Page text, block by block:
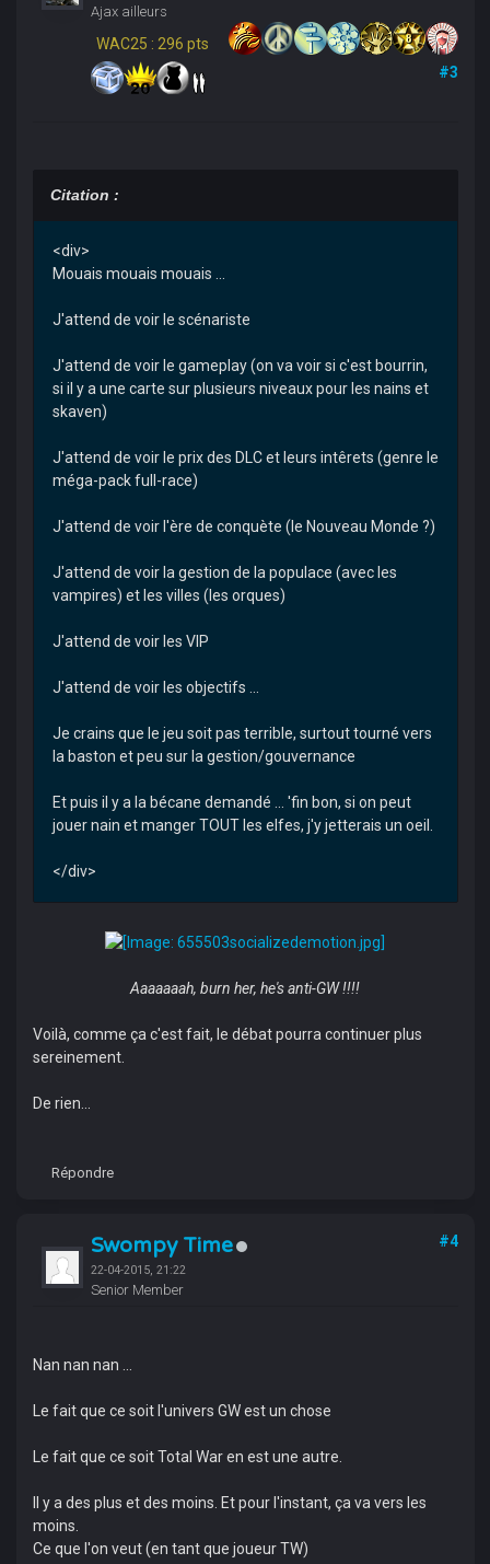
Ajax ailleurs
WAC25 : 296 pts
#3
Citation :
<div>
Mouais mouais mouais ...
J'attend de voir le scénariste
J'attend de voir le gameplay (on va voir si c'est bourrin,
si il y a une carte sur plusieurs niveaux pour les nains et
skaven)
J'attend de voir le prix des DLC et leurs intêrets (genre le
méga-pack full-race)
J'attend de voir l'ère de conquète (le Nouveau Monde ?)
J'attend de voir la gestion de la populace (avec les
vampires) et les villes (les orques)
J'attend de voir les VIP
J'attend de voir les objectifs ...
Je crains que le jeu soit pas terrible, surtout tourné vers
la baston et peu sur la gestion/gouvernance
Et puis il y a la bécane demandé ... 'fin bon, si on peut
jouer nain et manger TOUT les elfes, j'y jetterais un oeil.
</div>
Aaaaaaah, burn her, he's anti-GW !!!!
Voilà, comme ça c'est fait, le débat pourra continuer plus
sereinement.
De rien...
Répondre
Swompy Time
22-04-2015, 21:22
Senior Member
#4
Nan nan nan ...
Le fait que ce soit l'univers GW est un chose
Le fait que ce soit Total War en est une autre.
Il y a des plus et des moins. Et pour l'instant, ça va vers les
moins.
Ce que l'on veut (en tant que joueur TW)